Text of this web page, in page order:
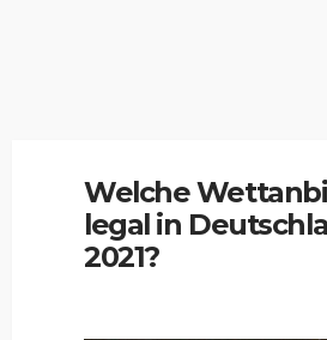
Welche
legal in
2021?